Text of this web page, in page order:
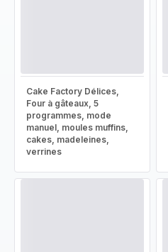
Cake Factory Délices,
Four à gâteaux, 5
programmes, mode
manuel, moules muffins,
cakes, madeleines,
verrines